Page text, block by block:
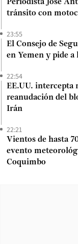
Periodista José
tránsito con
23:55
El Consejo de
en Yemen y pide
22:54
EE.UU. intercepta
reanudación del
Irán
22:21
Vientos de hasta
evento
Coquimbo